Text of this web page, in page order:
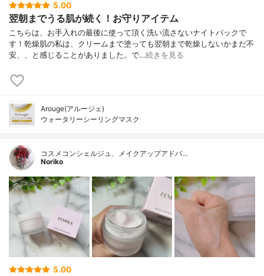
5.00
翌朝までうる肌が続く！お守りアイテム
こちらは、お手入れの最後に使って頂く洗い流さないナイトパックで
す！乾燥肌の私は、クリームまで塗っても翌朝まで乾燥しないかまだ不
安、、と感じることがありました。で…続きを見る
Arouge(アルージェ)
ウォータリーシーリングマスク
コスメコンシェルジュ、メイクアップアドバ…
Noriko
5.00